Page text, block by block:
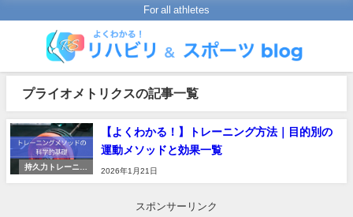
For all athletes
プライオメトリクスの記事一覧
持久力トレーニン
【よくわかる！】トレーニング方法｜目的別の
運動メソッドと効果一覧
2026年1月21日
スポンサーリンク